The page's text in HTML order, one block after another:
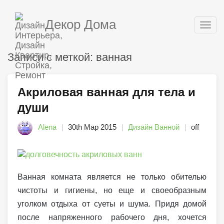
Декор Дома
Записи с меткой: ванная
Акриловая ванная для тела и
души
Alena 30th Мар 2015 Дизайн Ванной off
Ванная комната является не только обителью
чистоты и гигиены, но еще и своеобразным
уголком отдыха от суеты и шума. Придя домой
после напряженного рабочего дня, хочется